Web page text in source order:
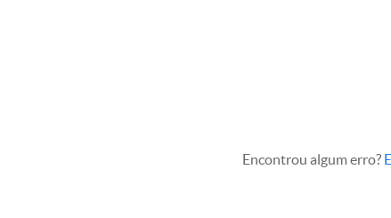
Encontrou algum erro?